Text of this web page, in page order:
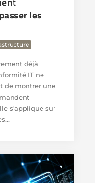
les
déjà
IT ne
de montrer une
s’applique sur